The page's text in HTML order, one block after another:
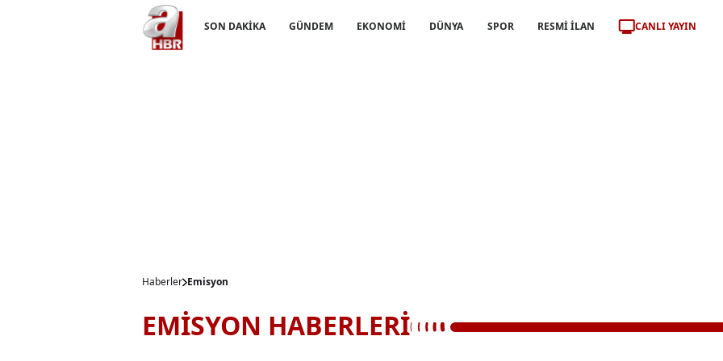
SON DAKİKA GÜNDEM EKONOMİ DÜNYA SPOR RESMİ İLAN CANLI YAYIN
Haberler Emisyon
EMİSYON HABERLERİ